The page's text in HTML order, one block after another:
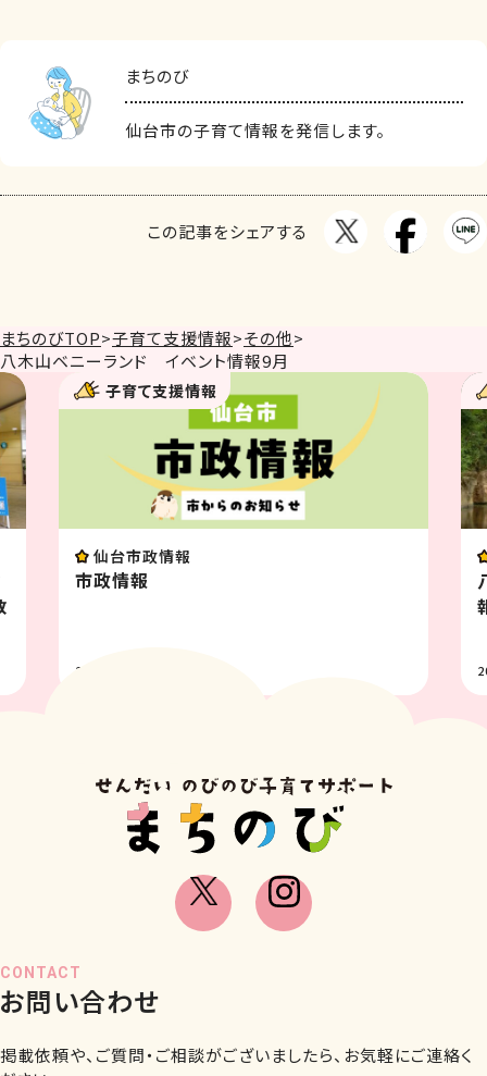
まちのび
仙台市の子育て情報を発信します。
この記事をシェアする
まちのびTOP>子育て支援情報>その他>
八木山ベニーランド イベント情報9月
子育て支援情報
八木山動物公園フジサキの杜イベ
CONTACT
お問い合わせ
掲載依頼や、ご質問・ご相談がございましたら、お気軽にご連絡く